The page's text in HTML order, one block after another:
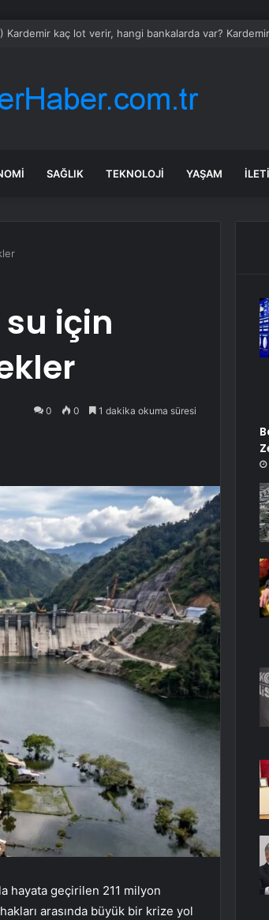
Kardemir kaç lot verir, hangi bankalarda var?
SAĞLIK TEKNOLOJI YAŞAM
için
0 0 1 dakika okuma süresi
hayata geçirilen 211 milyon
arasında büyük bir krize yol